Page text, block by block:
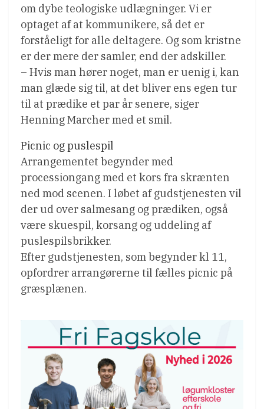
om dybe teologiske udlægninger. Vi er
optaget af at kommunikere, så det er
forståeligt for alle deltagere. Og som kristne
er der mere der samler, end der adskiller.
– Hvis man hører noget, man er uenig i, kan
man glæde sig til, at det bliver ens egen tur
til at prædike et par år senere, siger
Henning Marcher med et smil.
Picnic og puslespil
Arrangementet begynder med
processiongang med et kors fra skrænten
ned mod scenen. I løbet af gudstjenesten vil
der ud over salmesang og prædiken, også
være skuespil, korsang og uddeling af
puslespilsbrikker.
Efter gudstjenesten, som begynder kl 11,
opfordrer arrangørerne til fælles picnic på
græsplænen.